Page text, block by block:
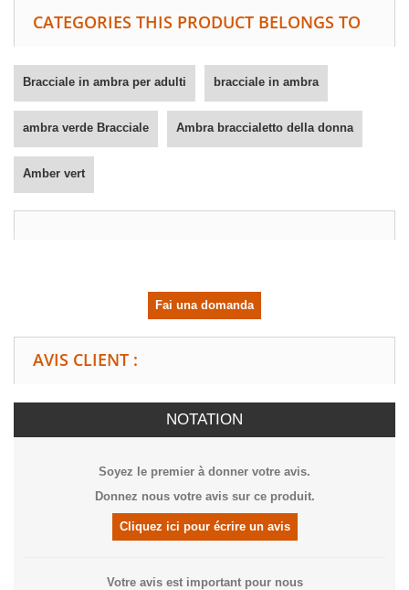
CATEGORIES THIS PRODUCT BELONGS TO
Bracciale in ambra per adulti bracciale in ambra
ambra verde Bracciale Ambra braccialetto della donna
Amber vert
Fai una domanda
AVIS CLIENT :
NOTATION
Soyez le premier à donner votre avis.
Donnez nous votre avis sur ce produit.
Cliquez ici pour écrire un avis
Votre avis est important pour nous